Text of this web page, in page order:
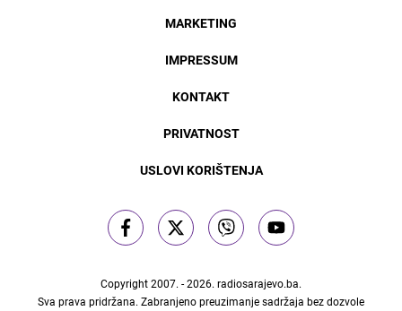
MARKETING
IMPRESSUM
KONTAKT
PRIVATNOST
USLOVI KORIŠTENJA
Copyright 2007. - 2026. radiosarajevo.ba.
Sva prava pridržana. Zabranjeno preuzimanje sadržaja bez dozvole